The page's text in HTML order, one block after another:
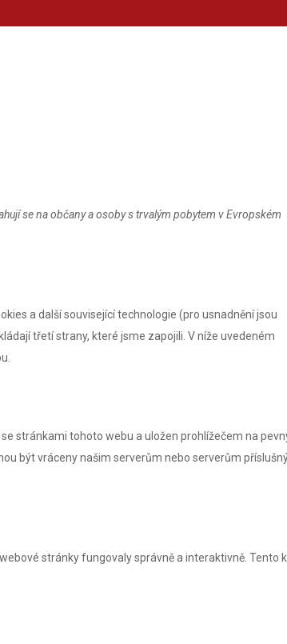
se na občany a osoby s trvalým pobytem v Evropském
a další související technologie (pro usnadnění jsou
třetí strany, které jsme zapojili. V níže uvedeném
stránkami tohoto webu a uložen prohlížečem na
být vráceny našim serverům nebo serverům
stránky fungovaly správně a interaktivně. Tento